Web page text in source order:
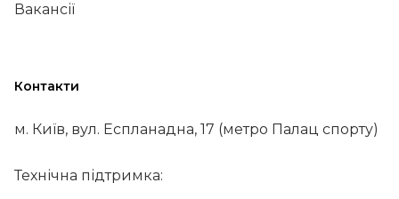
Вакансії
Контакти
м. Київ, вул. Еспланадна, 17 (метро Палац спорту)
Технічна підтримка: